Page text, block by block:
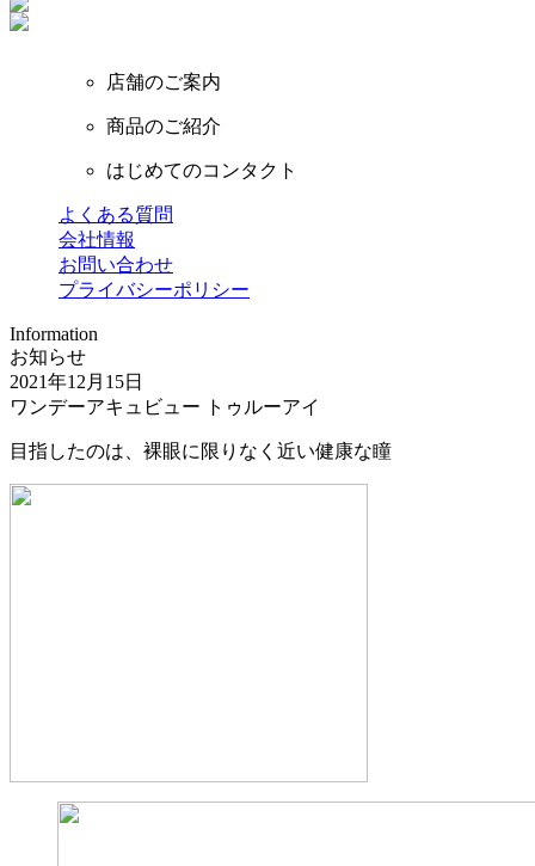
店舗のご案内
商品のご紹介
はじめてのコンタクト
よくある質問
会社情報
お問い合わせ
プライバシーポリシー
Information
お知らせ
2021年12月15日
ワンデーアキュビュー トゥルーアイ
目指したのは、裸眼に限りなく近い健康な瞳